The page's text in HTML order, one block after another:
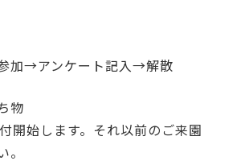
加→アンケート記入→解散
物
開始します。それ以前のご来園